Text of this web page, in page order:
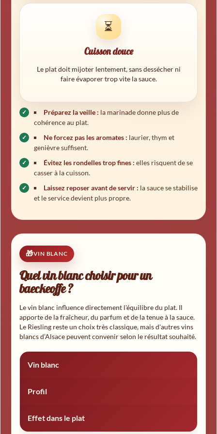
⏳
Cuisson douce
Le plat doit mijoter lentement, sans dessécher ni
faire évaporer trop vite la sauce.
Préparez la veille : la marinade donne plus de
cohérence au plat.
Ne forcez pas les aromates : laurier, thym et
genièvre suffisent.
Évitez les rondelles trop fines : elles risquent de se
casser à la cuisson.
Laissez reposer avant de servir : la sauce se stabilise
et le service devient plus propre.
VIN BLANC
Quel vin blanc choisir pour un
baeckeoffe ?
Le vin blanc influence directement l'équilibre du plat. Il
apporte de la fraîcheur, du parfum et de la tenue à la sauce.
Le Riesling reste un choix très classique, mais d'autres vins
blancs d'Alsace peuvent convenir selon le résultat souhaité.
Vin blanc
Profil
Effet dans le plat